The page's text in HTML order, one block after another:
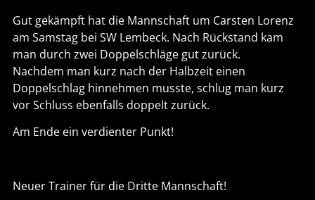
Gut gekämpft hat die Mannschaft um Carsten Lorenz
am Samstag bei SW Lembeck. Nach Rückstand kam
man durch zwei Doppelschläge gut zurück.
Nachdem man kurz nach der Halbzeit einen
Doppelschlag hinnehmen musste, schlug man kurz
vor Schluss ebenfalls doppelt zurück.
Am Ende ein verdienter Punkt!
Neuer Trainer für die Dritte Mannschaft!